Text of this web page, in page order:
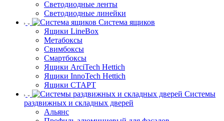
Светодиодные ленты
Светодиодные линейки
Система ящиков
Ящики LineBox
Метабоксы
Свимбоксы
Смартбоксы
Ящики ArciTech Hettich
Ящики InnoTech Hettich
Ящики СТАРТ
Системы
раздвижных и складных дверей
Альянс